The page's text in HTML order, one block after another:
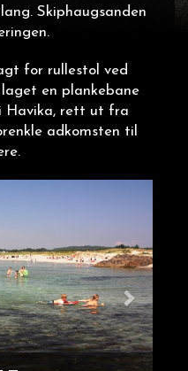
Skiphaugsanden
for rullestol ved
en plankebane
Havika, rett ut fra
adkomsten til